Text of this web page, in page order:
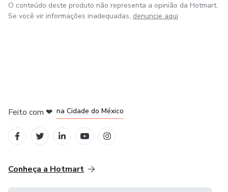
O conteúdo deste produto não representa a opinião da Hotmart.
Se você vir informações inadequadas, denuncie aqui
Feito com ❤ na Cidade do México
Conheça a Hotmart